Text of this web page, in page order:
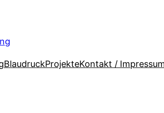
BlaudruckProjekteKontakt /